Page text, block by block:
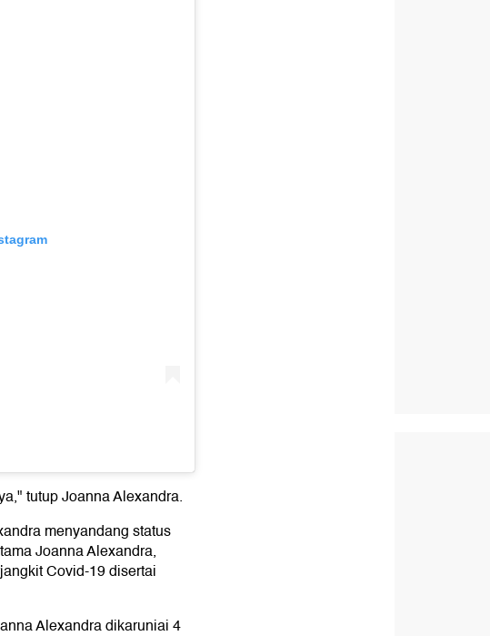
tutup Joanna Alexandra.
menyandang status
Joanna Alexandra,
Covid-19 disertai
Alexandra dikaruniai 4